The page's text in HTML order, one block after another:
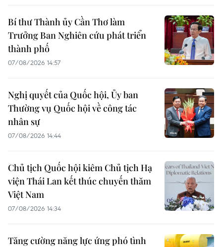
Bí thư Thành ủy Cần Thơ làm
Trưởng Ban Nghiên cứu phát triển
thành phố
07/08/2026 14:57
Nghị quyết của Quốc hội, Ủy ban
Thường vụ Quốc hội về công tác
nhân sự
07/08/2026 14:44
Chủ tịch Quốc hội kiêm Chủ tịch Hạ
viện Thái Lan kết thúc chuyến thăm
Việt Nam
07/08/2026 14:34
Tăng cường năng lực ứng phó tình